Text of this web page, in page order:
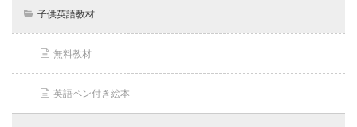
子供英語教材
無料教材
英語ペン付き絵本